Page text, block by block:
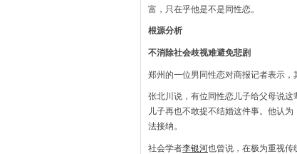
富，只在乎他是不是同性恋。
根源分析
不消除社会歧视难避免悲剧
郑州的一位男同性恋对商报记者表示，
张北川说，有位同性恋儿子给父母说
儿子再也不敢提不结婚这件事。他认
法接纳。
社会学者李银河也曾说，在极为重视传